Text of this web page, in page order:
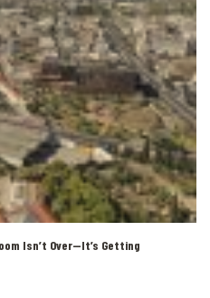
Isn’t Over—It’s Getting